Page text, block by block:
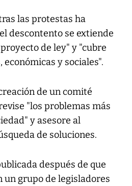
las protestas ha
descontento se extiende
de ley" y "cubre
y sociales".
de un comité
"los problemas más
y asesore al
de soluciones.
después de que
un grupo de legisladores